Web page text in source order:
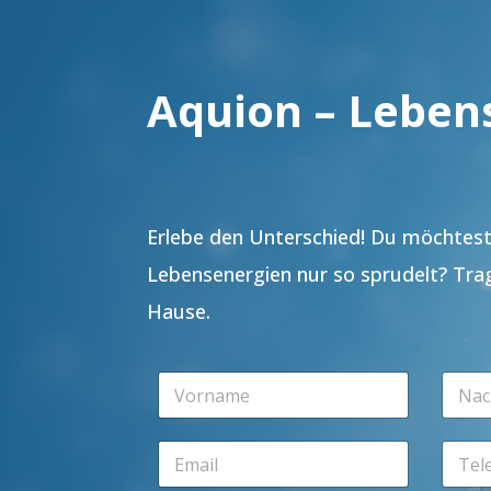
Aquion –
Erlebe den Unterschied! Du
Lebensenergien nur so sprudelt?
Hause.
V
r
n
m
N
c
h
a
E
T